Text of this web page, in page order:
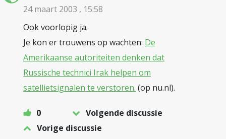
24 maart 2003 , 15:58
Ook voorlopig ja.
Je kon er trouwens op wachten: De
Amerikaanse autoriteiten denken dat
Russische technici Irak helpen om
satellietsignalen te verstoren. (op nu.nl).
0
Volgende discussie
Vorige discussie